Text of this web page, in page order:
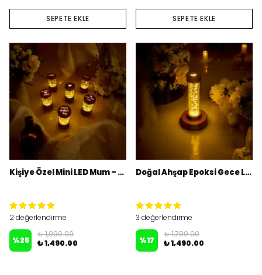
SEPETE EKLE SEPETE EKLE
Kişiye Özel Mini LED Mum – 3'Lü Set
2 değerlendirme
%25
₺ 1,990.00
₺ 1,490.00
Doğal Ahşap Epoksi Gece Lambası
3 değerlendirme
%17
₺ 1,790.00
₺ 1,490.00